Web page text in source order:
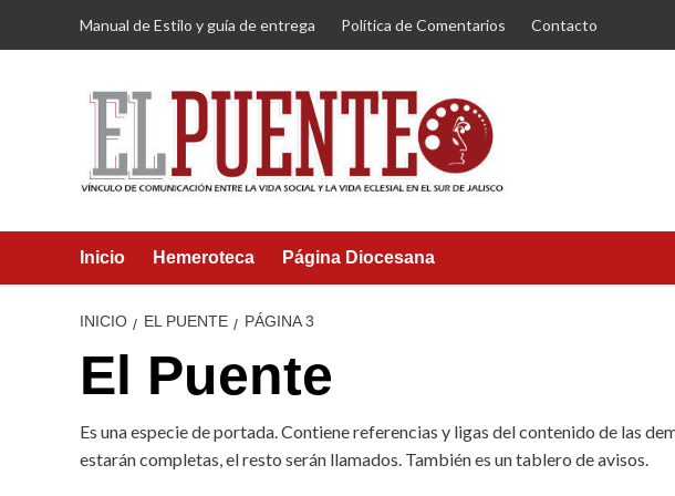
Manual de Estilo y guía de entrega Política de Comentarios Contacto
Inicio Hemeroteca Página Diocesana
INICIO EL PUENTE PÁGINA 3
El Puente
Es una especie de portada. Contiene referencias y ligas del contenido de las
estarán completas, el resto serán llamados. También es un tablero de avisos.